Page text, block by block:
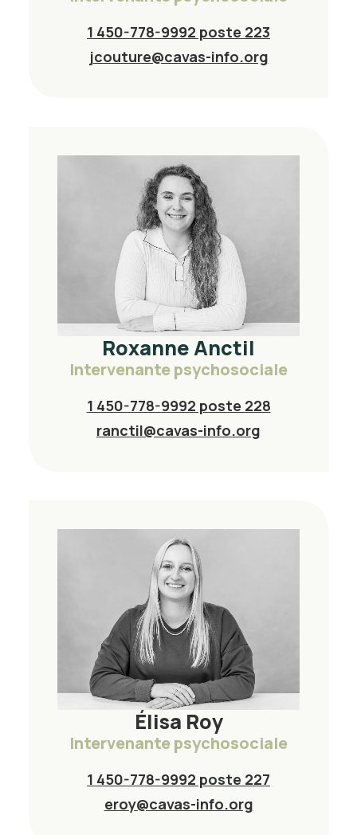
1 450-778-9992 poste 223
jcouture@cavas-info.org
Roxanne Anctil
Intervenante psychosociale
1 450-778-9992 poste 228
ranctil@cavas-info.org
Élisa Roy
Intervenante psychosociale
1 450-778-9992 poste 227
eroy@cavas-info.org